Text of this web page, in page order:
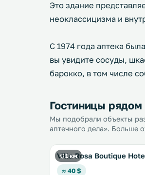
Это здание
неоклассицизма и
С 1974 года аптека
вы увидите сосуды,
барокко, в том числе
Гостиницы рядом
Мы подобрали объекты
аптечного дела». Больше
1 км
Villa Rosa Boutique
≈ 40 $